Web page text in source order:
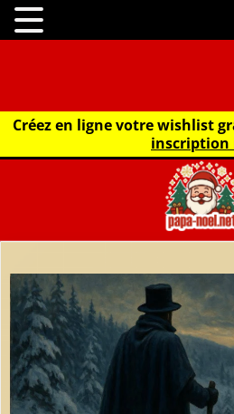
Créez en ligne votre wishlist
inscription